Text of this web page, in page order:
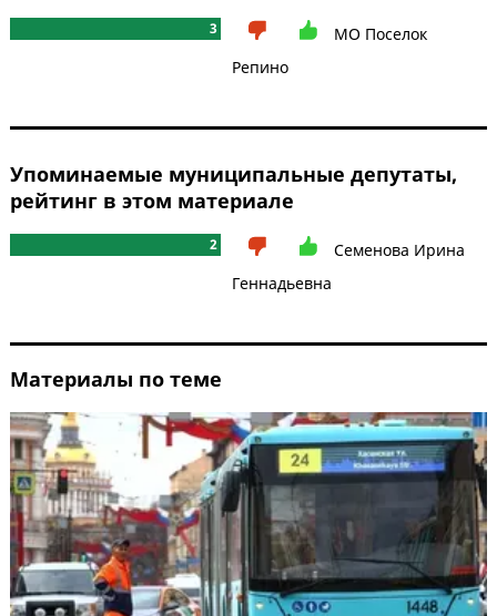
3
МО Поселок
Репино
Упоминаемые муниципальные депутаты,
рейтинг в этом материале
2
Семенова Ирина
Геннадьевна
Материалы по теме